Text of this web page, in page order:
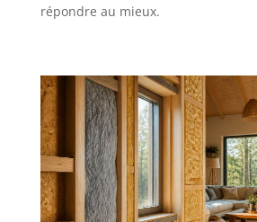
répondre au mieux.